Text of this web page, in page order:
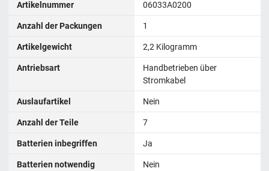
Artikelnummer 06033A0200
Anzahl der Packungen 1
Artikelgewicht 2,2 Kilogramm
Antriebsart
Handbetrieben über
Stromkabel
Auslaufartikel Nein
Anzahl der Teile 7
Batterien inbegriffen Ja
Batterien notwendig Nein